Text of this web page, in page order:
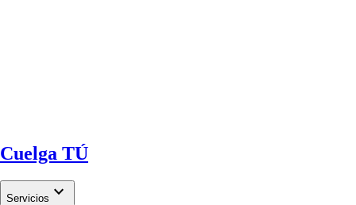
Cuelga TÚ
Servicios keyboard_arrow_down